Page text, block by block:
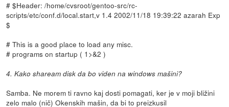
# $Header: /home/cvsroot/gentoo-src/rc-
scripts/etc/conf.d/local.start,v 1.4 2002/11/18 19:39:22 azarah Exp
$
# This is a good place to load any misc.
# programs on startup ( 1>&2 )
4. Kako shaream disk da bo viden na windows mašini?
Samba. Ne morem ti ravno kaj dosti pomagati, ker je v moji bližini
zelo malo (nič) Okenskih mašin, da bi to preizkusil